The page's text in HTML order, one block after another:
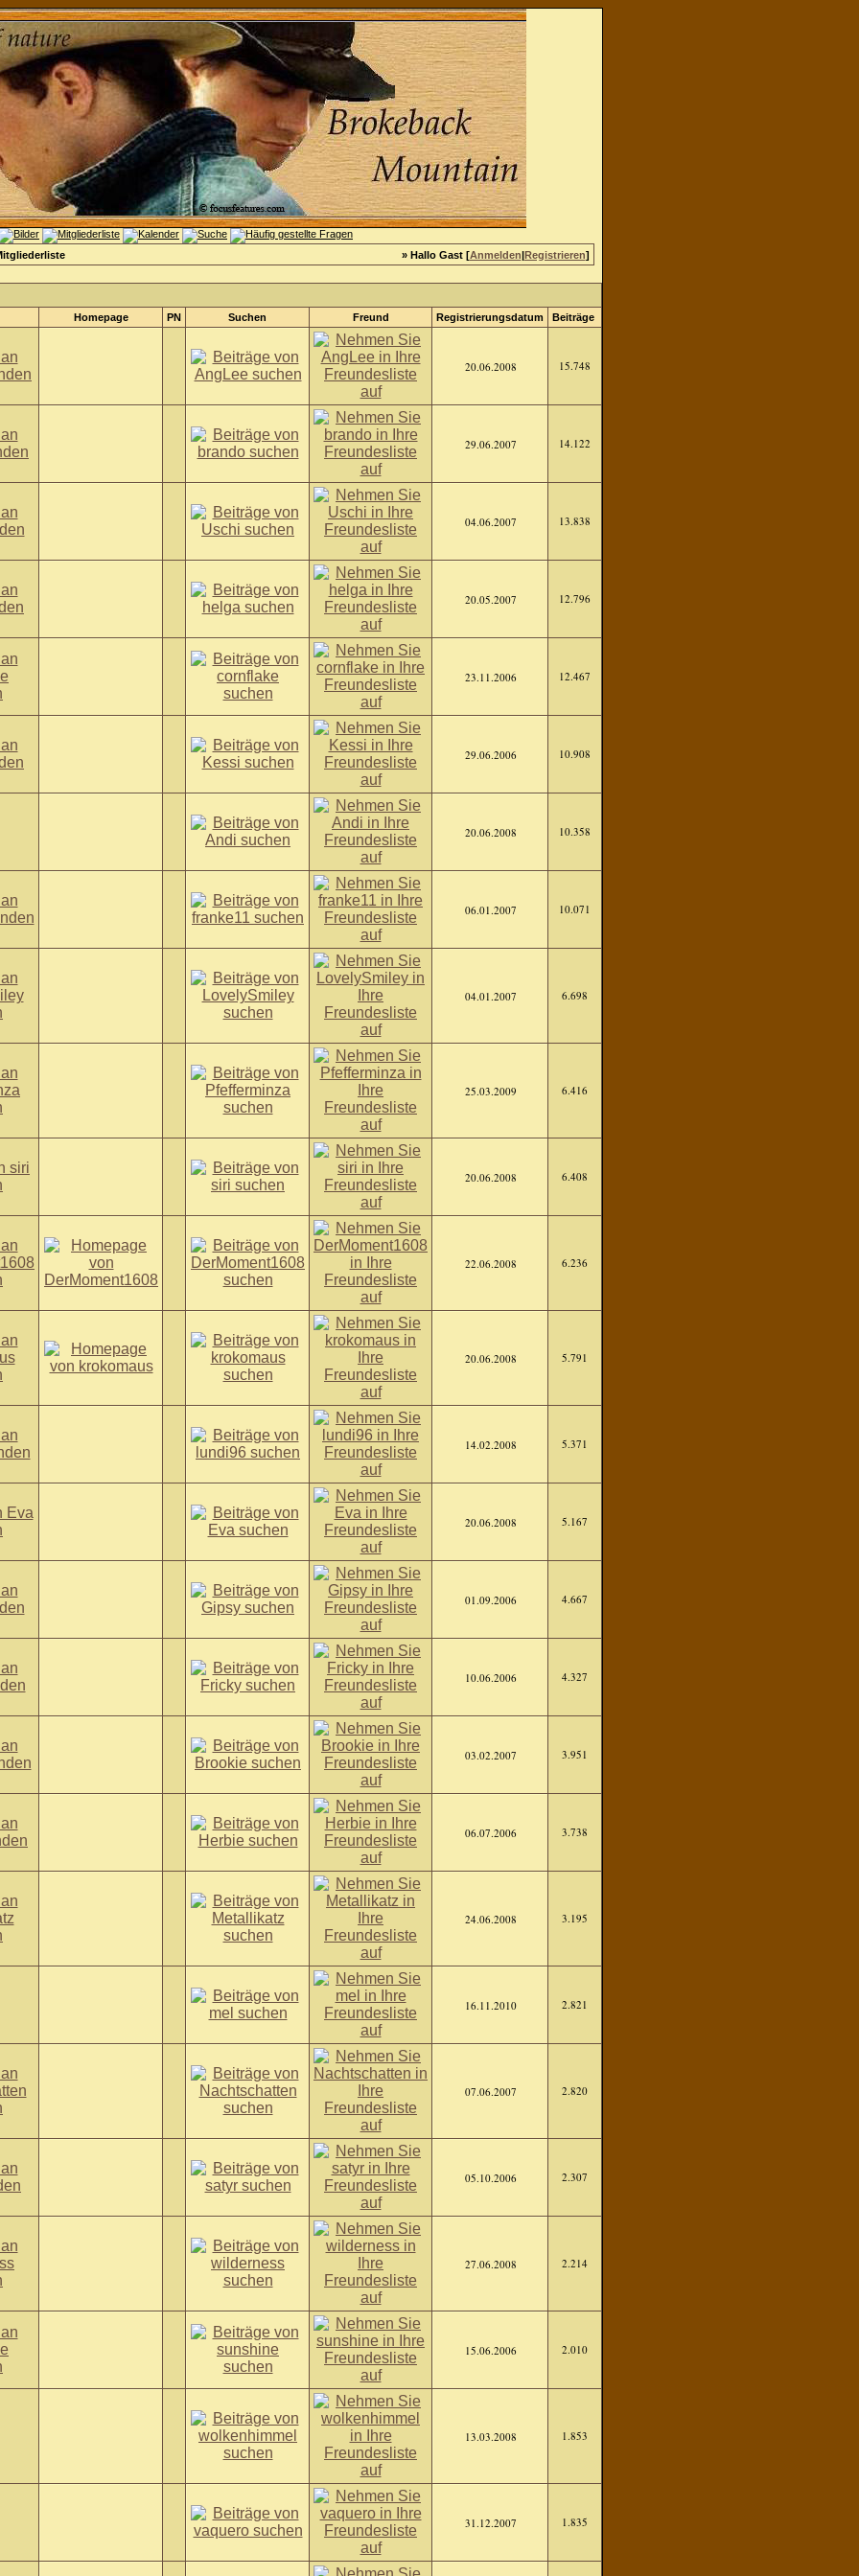
» Hallo Gast [Anmelden|Registrieren]
Homepage PN Suchen Freund Registrierungsdatum Beiträge
20.06.2008 15.748
29.06.2007 14.122
04.06.2007 13.838
20.05.2007 12.796
23.11.2006 12.467
29.06.2006 10.908
20.06.2008 10.358
06.01.2007 10.071
04.01.2007 6.698
25.03.2009 6.416
20.06.2008 6.408
22.06.2008 6.236
20.06.2008 5.791
14.02.2008 5.371
20.06.2008 5.167
01.09.2006 4.667
10.06.2006 4.327
03.02.2007 3.951
06.07.2006 3.738
24.06.2008 3.195
16.11.2010 2.821
07.06.2007 2.820
05.10.2006 2.307
27.06.2008 2.214
15.06.2006 2.010
13.03.2008 1.853
31.12.2007 1.835